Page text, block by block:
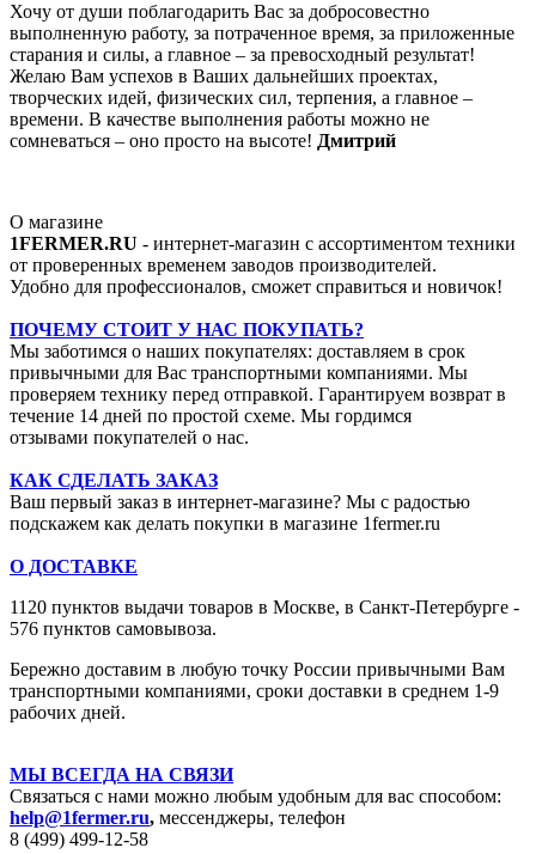
Хочу от души поблагодарить Вас за добросовестно
выполненную работу, за потраченное время, за приложенные
старания и силы, а главное – за превосходный результат!
Желаю Вам успехов в Ваших дальнейших проектах,
творческих идей, физических сил, терпения, а главное –
времени. В качестве выполнения работы можно не
сомневаться – оно просто на высоте! Дмитрий
О магазине
1FERMER.RU - интернет-магазин с ассортиментом техники
от проверенных временем заводов производителей.
Удобно для профессионалов, сможет справиться и новичок!
ПОЧЕМУ СТОИТ У НАС ПОКУПАТЬ?
Мы заботимся о наших покупателях: доставляем в срок
привычными для Вас транспортными компаниями. Мы
проверяем технику перед отправкой. Гарантируем возврат в
течение 14 дней по простой схеме. Мы гордимся
отзывами покупателей о нас.
КАК СДЕЛАТЬ ЗАКАЗ
Ваш первый заказ в интернет-магазине? Мы с радостью
подскажем как делать покупки в магазине 1fermer.ru
О ДОСТАВКЕ
1120 пунктов выдачи товаров в Москве, в Санкт-Петербурге -
576 пунктов самовывоза.
Бережно доставим в любую точку России привычными Вам
транспортными компаниями, сроки доставки в среднем 1-9
рабочих дней.
МЫ ВСЕГДА НА СВЯЗИ
Связаться с нами можно любым удобным для вас способом:
help@1fermer.ru, мессенджеры, телефон
8 (499) 499-12-58